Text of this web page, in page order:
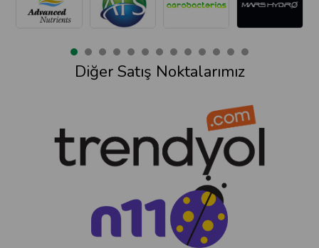
Diğer Satış Noktalarımız